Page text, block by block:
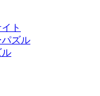
ト
ズル
ル